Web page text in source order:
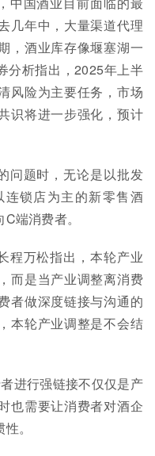
几年中，大量渠道代理
，酒业库存像堰塞湖一
分析指出，2025年上半
风险为主要任务，市场
识将进一步强化，预计
问题时，无论是以批发
锁店为主的新零售酒
端消费者。
程万松指出，本轮产业
而是当产业调整离消费
者做深度链接与沟通的
本轮产业调整是不会结
进行强链接不仅仅是产
也需要让消费者对酒企
。